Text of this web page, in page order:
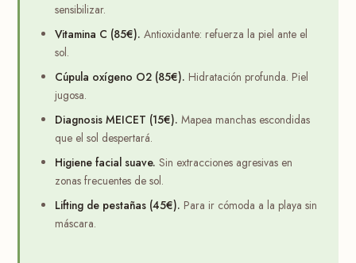
sensibilizar.
Vitamina C (85€). Antioxidante: refuerza la piel ante el
sol.
Cúpula oxígeno O2 (85€). Hidratación profunda. Piel
jugosa.
Diagnosis MEICET (15€). Mapea manchas escondidas
que el sol despertará.
Higiene facial suave. Sin extracciones agresivas en
zonas frecuentes de sol.
Lifting de pestañas (45€). Para ir cómoda a la playa sin
máscara.